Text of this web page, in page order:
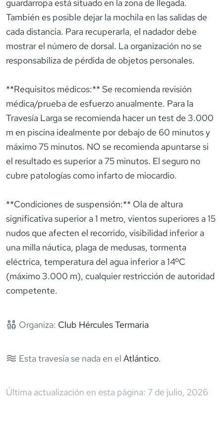
guardarropa está situado en la zona de llegada.
También es posible dejar la mochila en las salidas de
cada distancia. Para recuperarla, el nadador debe
mostrar el número de dorsal. La organización no se
responsabiliza de pérdida de objetos personales.
**Requisitos médicos:** Se recomienda revisión
médica/prueba de esfuerzo anualmente. Para la
Travesía Larga se recomienda hacer un test de 3.000
m en piscina idealmente por debajo de 60 minutos y
máximo 75 minutos. NO se recomienda apuntarse si
el resultado es superior a 75 minutos. El seguro no
cubre patologías como infarto de miocardio.
**Condiciones de suspensión:** Ola de altura
significativa superior a 1 metro, vientos superiores a 15
nudos que afecten el recorrido, visibilidad inferior a
una milla náutica, plaga de medusas, tormenta
eléctrica, temperatura del agua inferior a 14ºC
(máximo 3.000 m), cualquier restricción de autoridad
competente.
Organiza: Club Hércules Termaria
Esta travesía se nada en el Atlántico.
Última actualización en esta página: 7 de julio, 2026